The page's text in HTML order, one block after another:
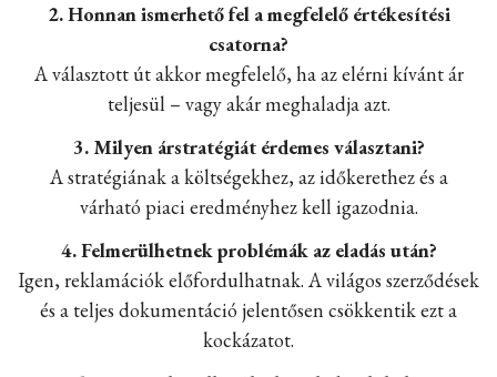
2. Honnan ismerhető fel a megfelelő értékesítési
csatorna?
A választott út akkor megfelelő, ha az elérni kívánt ár
teljesül – vagy akár meghaladja azt.
3. Milyen árstratégiát érdemes választani?
A stratégiának a költségekhez, az időkerethez és a
várható piaci eredményhez kell igazodnia.
4. Felmerülhetnek problémák az eladás után?
Igen, reklamációk előfordulhatnak. A világos szerződések
és a teljes dokumentáció jelentősen csökkentik ezt a
kockázatot.